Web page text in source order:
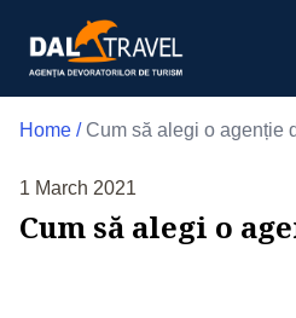
Home / Cum să alegi o agenție
1 March 2021
Cum să alegi o